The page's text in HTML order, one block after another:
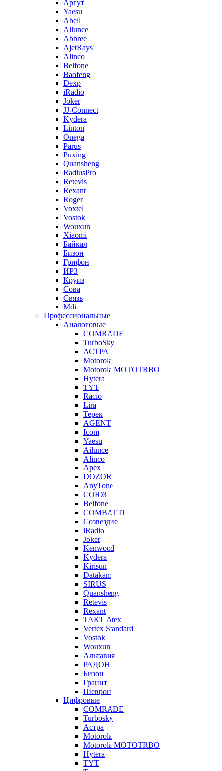
Аргут
Yaesu
Abell
Ailunce
Abbree
AjetRays
Alinco
Belfone
Baofeng
Dexp
iRadio
Joker
JJ-Connect
Kydera
Linton
Onega
Parus
Puxing
Quansheng
RadiusPro
Retevis
Rexant
Roger
Voxtel
Vostok
Wouxun
Xiaomi
Байкал
Бизон
Грифон
ИРЗ
Круиз
Сова
Связь
Mdi
Профессиональные
Аналоговые
COMRADE
TurboSky
АСТРА
Motorola
Motorola MOTOTRBO
Hytera
TYT
Racio
Lira
Терек
AGENT
Icom
Yaesu
Ailunce
Alinco
Apex
DOZOR
AnyTone
СОЮЗ
Belfone
COMBAT IT
Созвездие
iRadio
Joker
Kenwood
Kydera
Kirisun
Datakam
SIRUS
Quansheng
Retevis
Rexant
ТАКТ Atex
Vertex Standard
Vostok
Wouxun
Альтавия
РАДОН
Бизон
Гранит
Шеврон
Цифровые
COMRADE
Turbosky
Астра
Motorola
Motorola MOTOTRBO
Hytera
TYT